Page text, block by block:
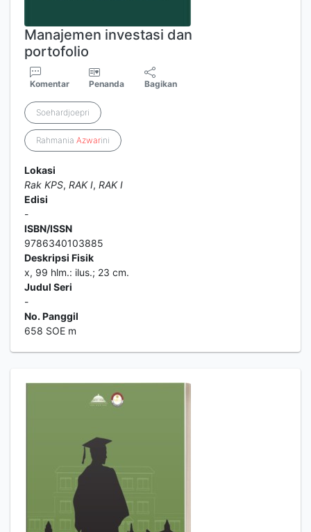
Manajemen investasi dan
portofolio
Komentar Penanda Bagikan
Soehardjoepri
Rahmania Azwarini
Lokasi
Rak KPS, RAK I, RAK I
Edisi
-
ISBN/ISSN
9786340103885
Deskripsi Fisik
x, 99 hlm.: ilus.; 23 cm.
Judul Seri
-
No. Panggil
658 SOE m